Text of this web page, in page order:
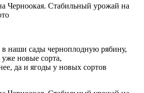
в наши сады черноплодную рябину,
уже новые сорта,
да и ягоды у новых сортов